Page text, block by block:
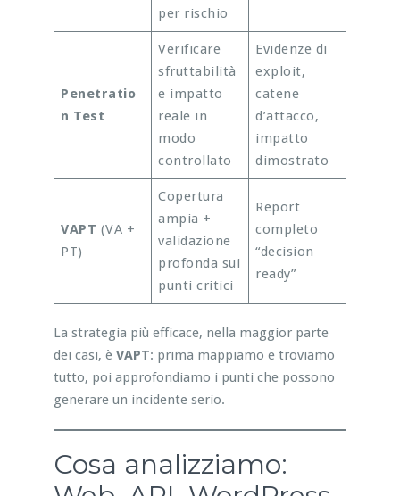
per rischio
Penetratio
n Test
Verificare
sfruttabilità
e impatto
reale in
modo
controllato
Evidenze di
exploit,
catene
d’attacco,
impatto
dimostrato
VAPT (VA +
PT)
Copertura
ampia +
validazione
profonda sui
punti critici
Report
completo
“decision
ready”
La strategia più efficace, nella maggior parte
dei casi, è VAPT: prima mappiamo e troviamo
tutto, poi approfondiamo i punti che possono
generare un incidente serio.
Cosa analizziamo: